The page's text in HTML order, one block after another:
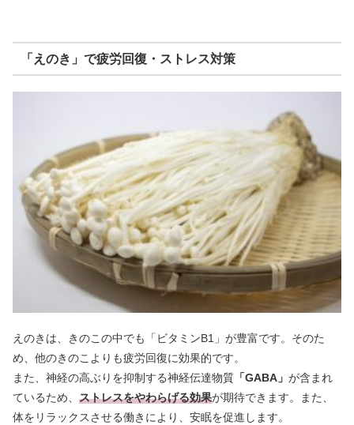
「えのき」で疲労回復・ストレス対策
えのきは、きのこの中でも「ビタミンB1」が豊富です。そのた
め、他のきのこよりも疲労回復に効果的です。
また、神経の高ぶりを抑制する神経伝達物質 「GABA」 が含まれ
ているため、 ストレスをやわらげる効果が期待できます。また、
体をリラックスさせる働きにより、安眠を促進します。